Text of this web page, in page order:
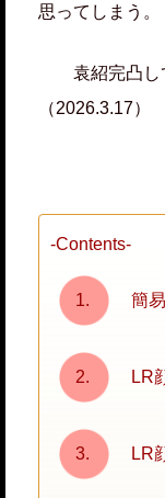
思ってしまう。
袁紹完凸して
（2026.3.17）
-Contents-
簡
LR
LR